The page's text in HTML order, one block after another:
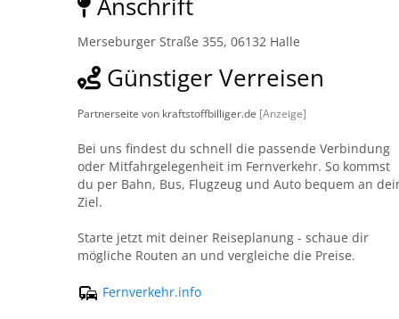
Merseburger Straße 355, 06132 Halle
Günstiger Verreisen
Partnerseite von kraftstoffbilliger.de [Anzeige]
Bei uns findest du schnell die passende Verbindung
oder Mitfahrgelegenheit im Fernverkehr. So kommst
du per Bahn, Bus, Flugzeug und Auto bequem an
Ziel.
Starte jetzt mit deiner Reiseplanung - schaue dir
mögliche Routen an und vergleiche die Preise.
Fernverkehr.info